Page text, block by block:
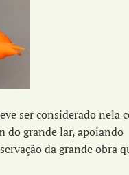
ser considerado nela
do grande lar, apoiando
da grande obra